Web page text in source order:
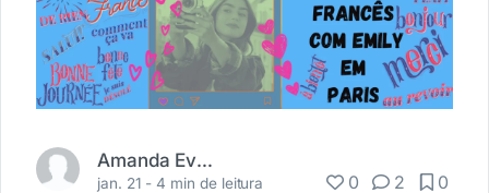
Amanda Evaristo
jan. 21 -4 min de leitura 0 2 0